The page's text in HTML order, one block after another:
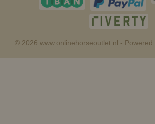
© 2026 www.onlinehorseoutlet.nl - Powered